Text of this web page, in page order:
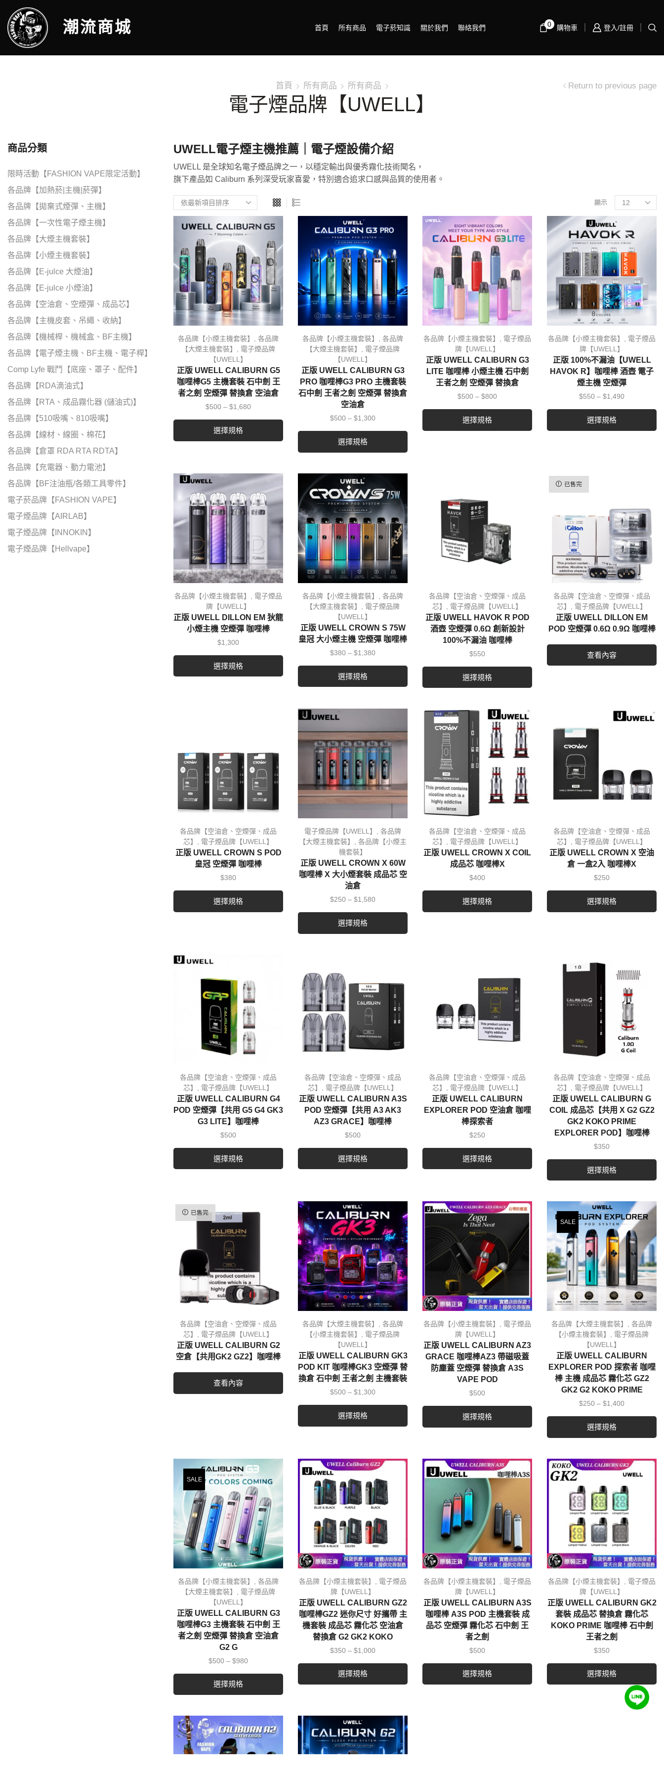
潮流商城 首頁 所有商品 電子菸知識 關於我們 聯絡我們 0 購物車 登入/註冊
首頁 所有商品 所有商品
電子煙品牌【UWELL】
Return to previous page
UWELL電子煙主機推薦｜電子煙設備介紹
UWELL 是全球知名電子煙品牌之一，以穩定輸出與優秀霧化技術聞名，
旗下產品如 Caliburn 系列深受玩家喜愛，特別適合追求口感與品質的使用者。
顯示
各品牌【小煙主機套裝】 , 各品牌
【大煙主機套裝】 , 電子煙品牌
【UWELL】
正版 UWELL CALIBURN G5
咖哩棒G5 主機套裝 石中劍 王
者之劍 空煙彈 替換倉 空油倉
$500 – $1,680
選擇規格
各品牌【小煙主機套裝】 , 各品牌
【大煙主機套裝】 , 電子煙品牌
【UWELL】
正版 UWELL CALIBURN G3
PRO 咖哩棒G3 PRO 主機套裝
石中劍 王者之劍 空煙彈 替換倉
空油倉
$500 – $1,300
選擇規格
各品牌【小煙主機套裝】 , 電子煙品
牌【UWELL】
正版 UWELL CALIBURN G3
LITE 咖哩棒 小煙主機 石中劍
王者之劍 空煙彈 替換倉
$500 – $800
選擇規格
各品牌【小煙主機套裝】 , 電子煙品
牌【UWELL】
正版 100%不漏油【UWELL
HAVOK R】咖哩棒 酒壺 電子
煙主機 空煙彈
$550 – $1,490
選擇規格
各品牌【小煙主機套裝】
電子煙品
牌【UWELL】
正版 UWELL DILLON EM 狄龍
小煙主機 空煙彈 咖哩棒
$1,300
選擇規格
各品牌【小煙主機套裝】
各品牌
【大煙主機套裝】
電子煙品牌
【UWELL】
正版 UWELL CROWN S 75W
皇冠 大小煙主機 空煙彈 咖哩棒
$380 – $1,380
選擇規格
各品牌【空油倉、空煙彈、成品
芯】
電子煙品牌【UWELL】
正版 UWELL HAVOK R POD
酒壺 空煙彈 0.6Ω 創新設計
100%不漏油 咖哩棒
$550
選擇規格
已售完
各品牌【空油倉、空煙彈、成品
芯】
電子煙品牌【UWELL】
正版 UWELL DILLON EM
POD 空煙彈 0.6Ω 0.9Ω 咖哩棒
查看內容
各品牌【空油倉、空煙彈、成品
芯】 , 電子煙品牌【UWELL】
正版 UWELL CROWN S POD
皇冠 空煙彈 咖哩棒
$380
選擇規格
電子煙品牌【UWELL】 , 各品牌
【大煙主機套裝】 , 各品牌【小煙主
機套裝】
正版 UWELL CROWN X 60W
咖哩棒 X 大小煙套裝 成品芯 空
油倉
$250 – $1,580
選擇規格
各品牌【空油倉、空煙彈、成品
芯】 , 電子煙品牌【UWELL】
正版 UWELL CROWN X COIL
成品芯 咖哩棒X
$400
選擇規格
各品牌【空油倉、空煙彈、成品
芯】 , 電子煙品牌【UWELL】
正版 UWELL CROWN X 空油
倉 一盒2入 咖哩棒X
$250
選擇規格
各品牌【空油倉、空煙彈、成品
芯】
電子煙品牌【UWELL】
正版 UWELL CALIBURN G4
POD 空煙彈【共用 G5 G4 GK3
G3 LITE】咖哩棒
$500
選擇規格
各品牌【空油倉、空煙彈、成品
芯】
電子煙品牌【UWELL】
正版 UWELL CALIBURN A3S
POD 空煙彈【共用 A3 AK3
AZ3 GRACE】咖哩棒
$500
選擇規格
各品牌【空油倉、空煙彈、成品
芯】
電子煙品牌【UWELL】
正版 UWELL CALIBURN
EXPLORER POD 空油倉 咖哩
棒探索者
$250
選擇規格
各品牌【空油倉、空煙彈、成品
芯】
電子煙品牌【UWELL】
正版 UWELL CALIBURN G
COIL 成品芯【共用 X G2 GZ2
GK2 KOKO PRIME
EXPLORER POD】咖哩棒
$350
選擇規格
已售完
各品牌【空油倉、空煙彈、成品
芯】 , 電子煙品牌【UWELL】
正版 UWELL CALIBURN G2
空倉【共用GK2 GZ2】咖哩棒
查看內容
各品牌【大煙主機套裝】 , 各品牌
【小煙主機套裝】 , 電子煙品牌
【UWELL】
正版 UWELL CALIBURN GK3
POD KIT 咖哩棒GK3 空煙彈 替
換倉 石中劍 王者之劍 主機套裝
$500 – $1,300
選擇規格
各品牌【小煙主機套裝】 , 電子煙品
牌【UWELL】
正版 UWELL CALIBURN AZ3
GRACE 咖哩棒AZ3 帶磁吸蓋
防塵蓋 空煙彈 替換倉 A3S
VAPE POD
$500
選擇規格
SALE
各品牌【大煙主機套裝】 , 各品牌
【小煙主機套裝】 , 電子煙品牌
【UWELL】
正版 UWELL CALIBURN
EXPLORER POD 探索者 咖哩
棒 主機 成品芯 霧化芯 GZ2
GK2 G2 KOKO PRIME
$250 – $1,400
選擇規格
SALE
各品牌【小煙主機套裝】
各品牌
【大煙主機套裝】
電子煙品牌
【UWELL】
正版 UWELL CALIBURN G3
咖哩棒G3 主機套裝 石中劍 王
者之劍 空煙彈 替換倉 空油倉
G2 G
$500 – $980
選擇規格
各品牌【小煙主機套裝】
電子煙品
牌【UWELL】
正版 UWELL CALIBURN GZ2
咖哩棒GZ2 迷你尺寸 好攜帶 主
機套裝 成品芯 霧化芯 空油倉
替換倉 G2 GK2 KOKO
$350 – $1,000
選擇規格
各品牌【小煙主機套裝】
電子煙品
牌【UWELL】
正版 UWELL CALIBURN A3S
咖哩棒 A3S POD 主機套裝 成
品芯 空煙彈 霧化芯 石中劍 王
者之劍
$500
選擇規格
各品牌【小煙主機套裝】
電子煙品
牌【UWELL】
正版 UWELL CALIBURN GK2
套裝 成品芯 替換倉 霧化芯
KOKO PRIME 咖哩棒 石中劍
王者之劍
$350
選擇規格
商品分類
限時活動【FASHION VAPE限定活動】
各品牌【加熱菸|主機|菸彈】
各品牌【拋棄式煙彈、主機】
各品牌【一次性電子煙主機】
各品牌【大煙主機套裝】
各品牌【小煙主機套裝】
各品牌【E-julce 大煙油】
各品牌【E-julce 小煙油】
各品牌【空油倉、空煙彈、成品芯】
各品牌【主機皮套、吊繩、收納】
各品牌【機械桿、機械盒、BF主機】
各品牌【電子煙主機、BF主機、電子桿】
Comp Lyfe 戰鬥【底座、罩子、配件】
各品牌【RDA滴油式】
各品牌【RTA、成品霧化器 (儲油式)】
各品牌【510吸嘴、810吸嘴】
各品牌【線材、線圈、棉花】
各品牌【倉罩 RDA RTA RDTA】
各品牌【充電器、動力電池】
各品牌【BF注油瓶/各類工具零件】
電子菸品牌【FASHION VAPE】
電子煙品牌【AIRLAB】
電子煙品牌【INNOKIN】
電子煙品牌【Hellvape】